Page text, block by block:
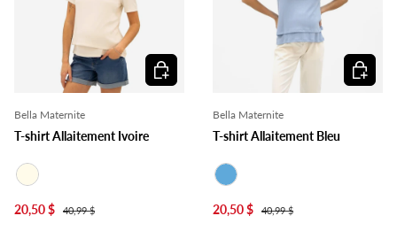
Bella Maternite
T-shirt Allaitement Ivoire
20,50 $
40,99 $
Choisir les options
Bella Maternite
T-shirt Allaitement Bleu
20,50 $
40,99 $
Choisir